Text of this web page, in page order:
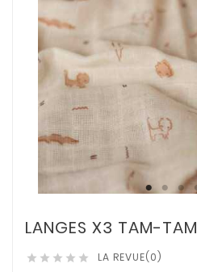
LANGES X3 TAM-TAM
     LA REVUE(0)